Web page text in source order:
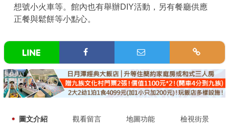
想號小火車等。館內也有舉辦DIY活動，另有餐廳供應
正餐與鬆餅等小點心。
圖文介紹 觀看留言 地圖功能 檢視街景